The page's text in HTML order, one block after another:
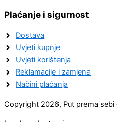
Plaćanje i sigurnost
Dostava
Uvjeti kupnje
Uvjeti korištenja
Reklamacije i zamjena
Načini plaćanja
Copyright 2026, Put prema sebi